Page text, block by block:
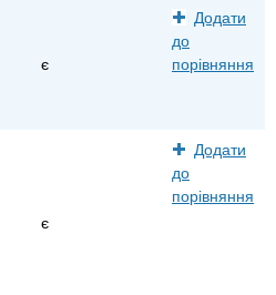
є
Додати
до
порівняння
є
Додати
до
порівняння